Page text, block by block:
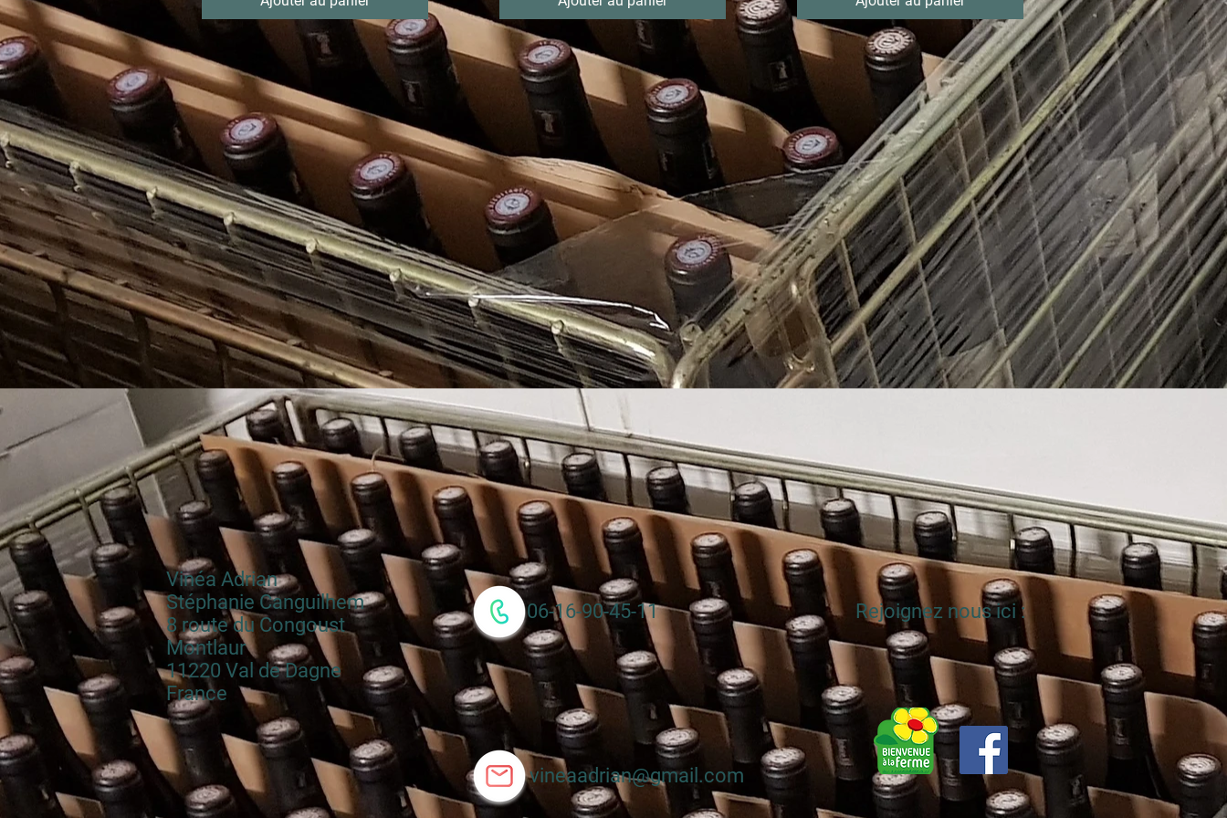
Vinéa Adrian
Stéphanie Canguilhem
8 route du Congoust
Montlaur
11220 Val de Dagne
France
06-16-90-45-11
vineaadrian@gmail.com
Rejoignez nous ici :